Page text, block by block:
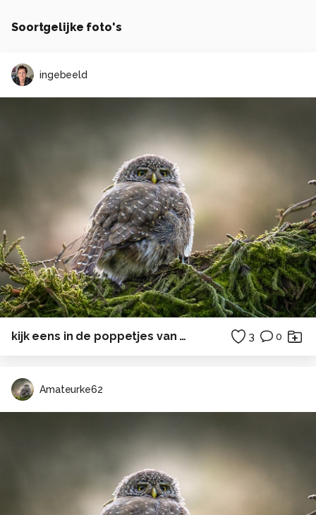
Soortgelijke foto's
ingebeeld
kijk eens in de poppetjes van mijn ogen... 3 0
Amateurke62